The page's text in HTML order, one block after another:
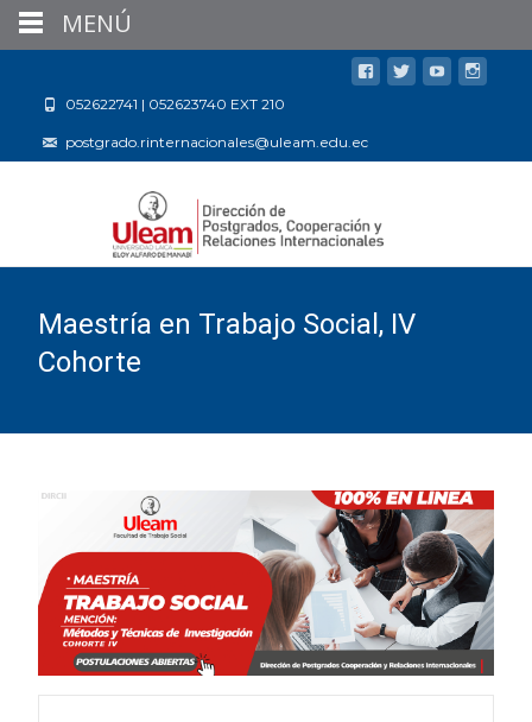
052622741 | 052623740 EXT 210
postgrado.rinternacionales@uleam.edu.ec
Maestría en Trabajo Social, IV
Cohorte
MENÚ